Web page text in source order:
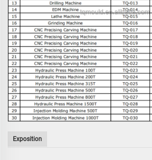
Exposition